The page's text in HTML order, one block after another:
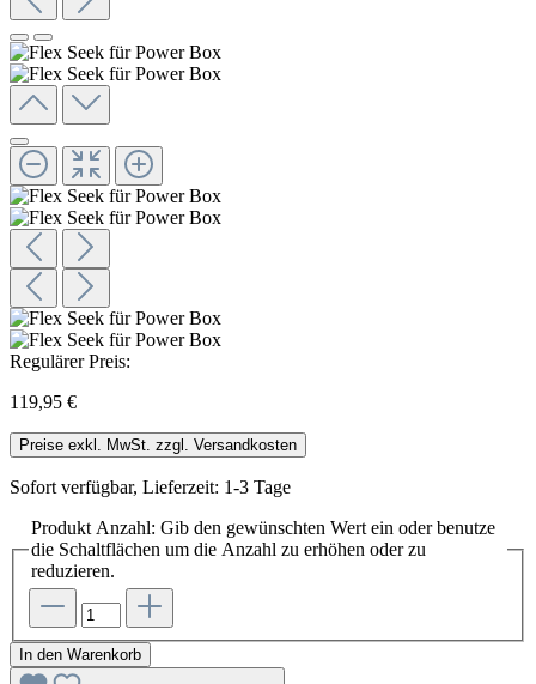
Regulärer Preis:
119,95 €
Preise exkl. MwSt. zzgl. Versandkosten
Sofort verfügbar, Lieferzeit: 1-3 Tage
Produkt Anzahl: Gib den gewünschten Wert ein oder benutze
die Schaltflächen um die Anzahl zu erhöhen oder zu
reduzieren.
In den Warenkorb